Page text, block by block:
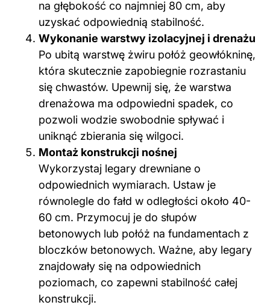
na głębokość co najmniej 80 cm, aby
uzyskać odpowiednią stabilność.
Wykonanie warstwy izolacyjnej i drenażu
Po ubitą warstwę żwiru połóż geowłókninę,
która skutecznie zapobiegnie rozrastaniu
się chwastów. Upewnij się, że warstwa
drenażowa ma odpowiedni spadek, co
pozwoli wodzie swobodnie spływać i
uniknąć zbierania się wilgoci.
Montaż konstrukcji nośnej
Wykorzystaj legary drewniane o
odpowiednich wymiarach. Ustaw je
równolegle do fałd w odległości około 40-
60 cm. Przymocuj je do słupów
betonowych lub połóż na fundamentach z
bloczków betonowych. Ważne, aby legary
znajdowały się na odpowiednich
poziomach, co zapewni stabilność całej
konstrukcji.